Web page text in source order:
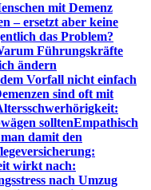
mit Demenz
– ersetzt aber keine
das Problem?
Führungskräfte
ändern
Vorfall nicht einfach
sind oft mit
solltenEmpathisch
damit den
wirkt nach:
nach Umzug